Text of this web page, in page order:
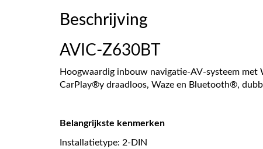
Beschrijving
AVIC-Z630BT
Hoogwaardig inbouw navigatie-AV-systeem
CarPlay®y draadloos, Waze en Bluetooth®,
Belangrijkste kenmerken
Installatietype: 2-DIN